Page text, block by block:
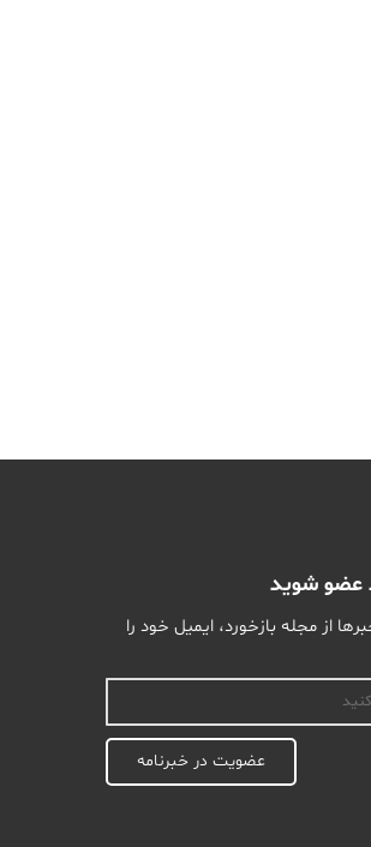
عضو شوید
از مجله بازخورد، ایمیل خود را
عضویت در خبرنامه